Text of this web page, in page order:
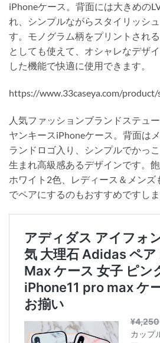
iPhoneケース。背面には大きめの
れ、シンプルながらスタイリッシ
す。モノグラム柄をプリントされ
としても使えて、オシャレなデザ
した機能で快適に使用できます。
https://www.33caseya.com/
人気ファッションブランドステュ
ヤンキースiPhoneケース。背面は
ランドロゴ入り、シンプルでかっ
生まれ高級感あるデザインです。
ホワイト2色、レディース＆メン
でペアにするのもおすすめですしま